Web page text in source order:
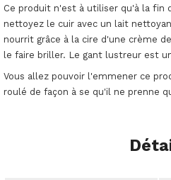
Ce produit n'est à utiliser qu'à la fin
nettoyez le cuir avec un lait
nourrit grâce à la cire d'une crème
le faire briller. Le gant lustreur est
Vous allez pouvoir l'emmener ce
roulé de façon à se qu'il ne prenne